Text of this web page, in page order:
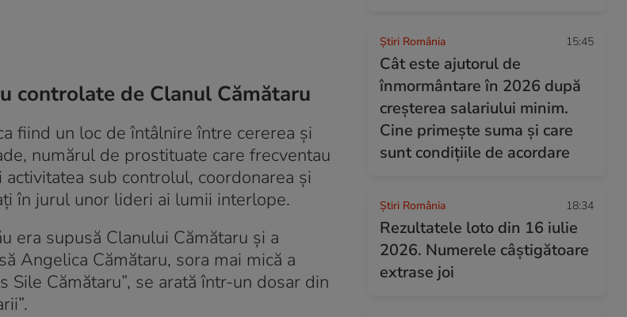
controlate de Clanul Cămătaru
fiind un loc de întâlnire între cererea și
numărul de prostituate care frecventau
sub controlul, coordonarea și
în jurul unor lideri ai lumii interlope.
era supusă Clanului Cămătaru și a
Angelica Cămătaru, sora mai mică a
Cămătaru”, se arată într-un dosar din
Știri România 15:45
Cât este ajutorul de
înmormântare în 2026 după
creșterea salariului minim.
Cine primește suma și care
sunt condițiile de acordare
Știri România 18:34
Rezultatele loto din 16 iulie
2026. Numerele câștigătoare
extrase joi